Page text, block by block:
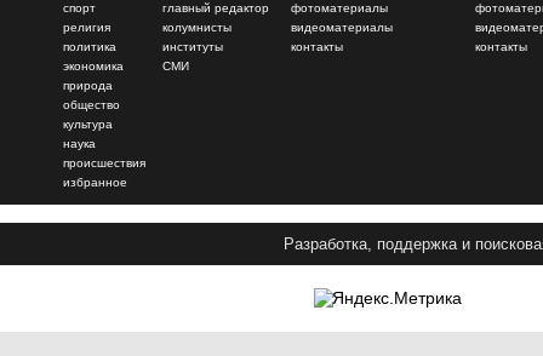
спорт
религия
политика
экономика
природа
общество
культура
наука
происшествия
избранное
главный редактор
колумнисты
институты
СМИ
фотоматериалы
видеоматериалы
контакты
контакты
Разработка, поддержка и